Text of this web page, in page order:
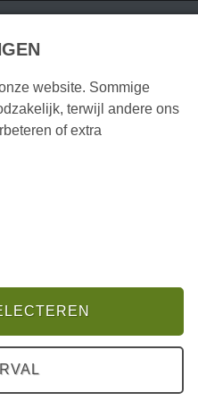
website. Sommige
terwijl andere ons
of extra